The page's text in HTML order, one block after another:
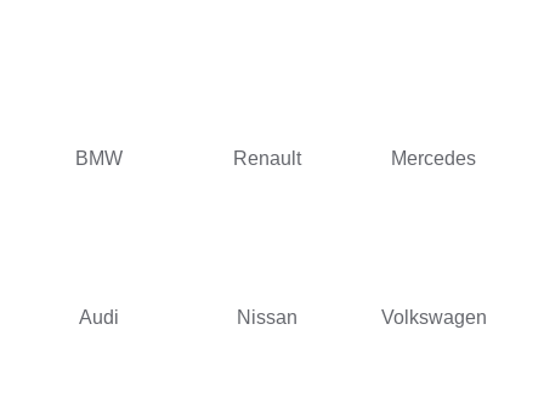
BMW Renault Mercedes
Audi Nissan Volkswagen